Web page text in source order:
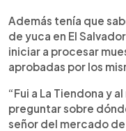
Además tenía que
de yuca en El
iniciar a procesar
aprobadas por los
“Fui a La Tiendona y
preguntar sobre
señor del mercado de